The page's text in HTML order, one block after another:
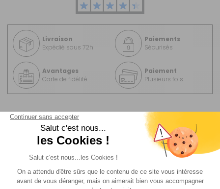
Livraison
Expédié sous 72h
Paiements
Sécurisés
Avantages
Carte de fidélité
Paiement
Plusieurs fois
Description Informations complémentaires
Cassette C 200CW/CWE/S/CS - Cassette C 223S /